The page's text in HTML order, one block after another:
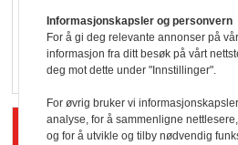
Vokser
i
Siste artikler - Butikk i
Informasjonskapsler og personvern
For å gi deg relevante annonser på
informasjon fra ditt besøk på vårt
deg mot dette under "Innstillinger".
For øvrig bruker vi
analyse, for å sammenligne
og for å utvikle og tilby nødvendig